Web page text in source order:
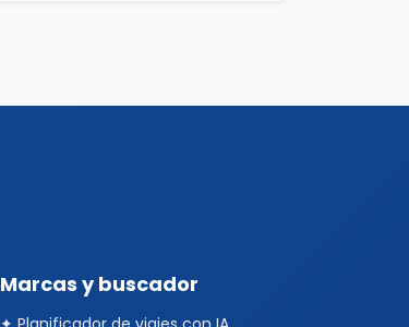
Marcas y buscador